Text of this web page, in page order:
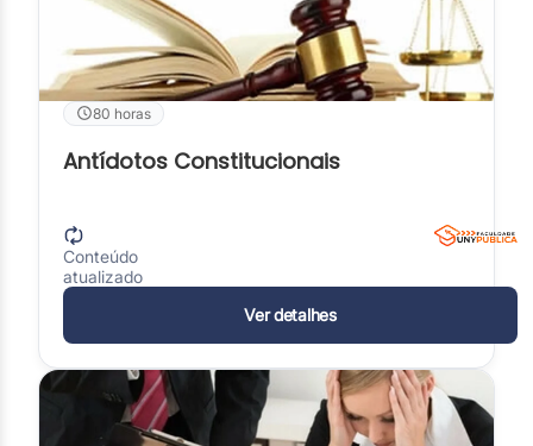
80 horas
Antídotos Constitucionais
Conteúdo
atualizado
Ver detalhes